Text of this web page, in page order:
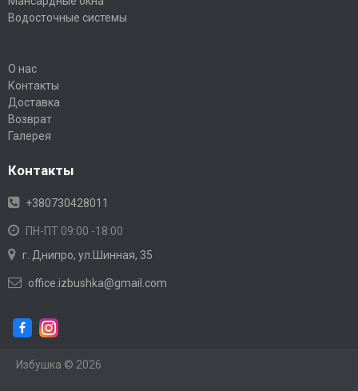
Водосточные системы
О нас
Контакты
Доставка
Возврат
Галерея
Контакты
+380730428011
ПН-ПТ 09:00 -18:00
г. Днипро, ул.Шинная, 35
office.izbushka@gmail.com
Избушка © 2026